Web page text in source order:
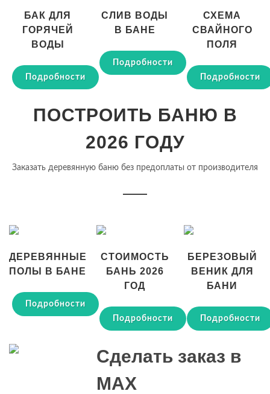
БАК ДЛЯ
ГОРЯЧЕЙ
ВОДЫ
Подробности
СЛИВ ВОДЫ
В БАНЕ
Подробности
СХЕМА
СВАЙНОГО
ПОЛЯ
Подробности
ПОСТРОИТЬ БАНЮ В
2026 ГОДУ
Заказать деревянную баню без предоплаты от производителя
ДЕРЕВЯННЫЕ
ПОЛЫ В БАНЕ
Подробности
СТОИМОСТЬ
БАНЬ 2026
ГОД
Подробности
БЕРЕЗОВЫЙ
ВЕНИК ДЛЯ
БАНИ
Подробности
Сделать заказ в
MAX